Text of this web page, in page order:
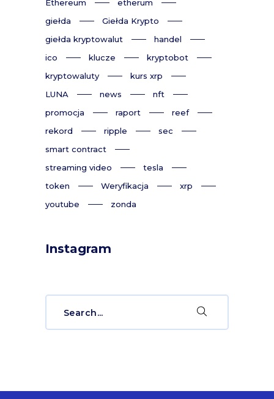
Ethereum
etherum
giełda
Giełda Krypto
giełda kryptowalut
handel
ico
klucze
kryptobot
kryptowaluty
kurs xrp
LUNA
news
nft
promocja
raport
reef
rekord
ripple
sec
smart contract
streaming video
tesla
token
Weryfikacja
xrp
youtube
zonda
Instagram